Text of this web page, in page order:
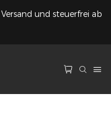
und steuerfrei ab